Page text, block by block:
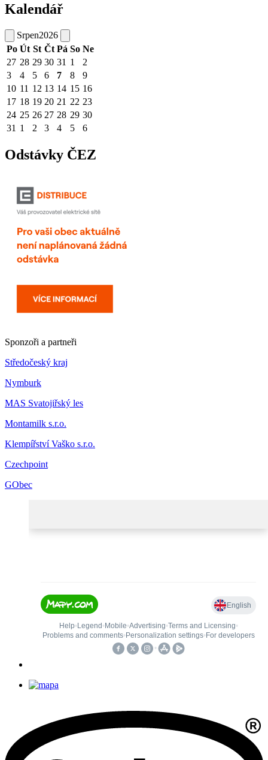
Kalendář
Srpen2026
Po Út St Čt Pá So Ne
27 28 29 30 31 1
2
3
4 5 6 7 8
9
10 11 12 13 14 15 16
17 18 19 20 21 22 23
24 25 26 27 28 29 30
31 1 2 3 4 5 6
Odstávky ČEZ
Sponzoři a partneři
Středočeský kraj
Nymburk
MAS Svatojiřský les
Montamilk s.r.o.
Klempířství Vaško s.r.o.
Czechpoint
GObec